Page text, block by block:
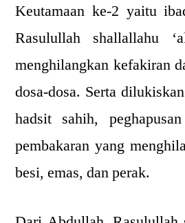
Keutamaan ke-2 yaitu
Rasulullah shallallahu
menghilangkan kefakiran
dosa-dosa. Serta
hadsit sahih,
pembakaran yang
besi, emas, dan perak.